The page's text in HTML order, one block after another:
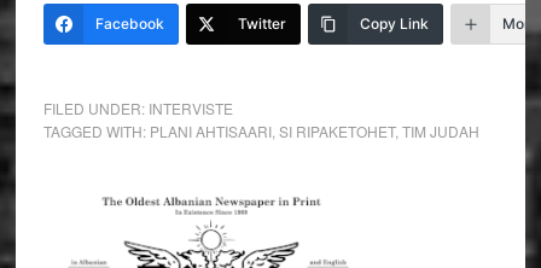
Facebook Twitter Copy Link More
FILED UNDER: INTERVISTE
TAGGED WITH: PLANI AHTISAARI, SI RIPAKETOHET, TIM JUDAH